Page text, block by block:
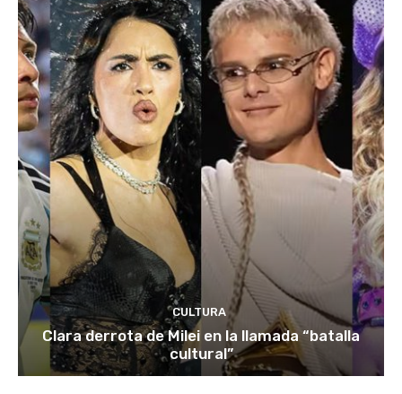
CULTURA
Clara derrota de Milei en la llamada “batalla
cultural”